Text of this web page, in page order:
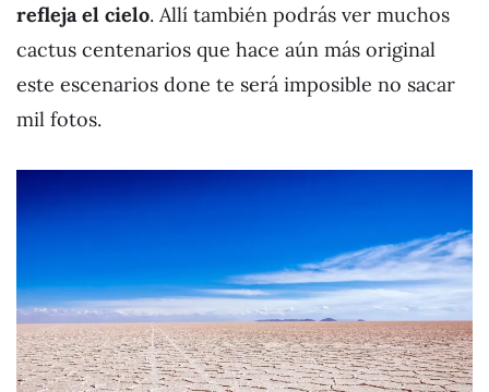
refleja el cielo. Allí también podrás ver muchos
cactus centenarios que hace aún más original
este escenarios done te será imposible no sacar
mil fotos.